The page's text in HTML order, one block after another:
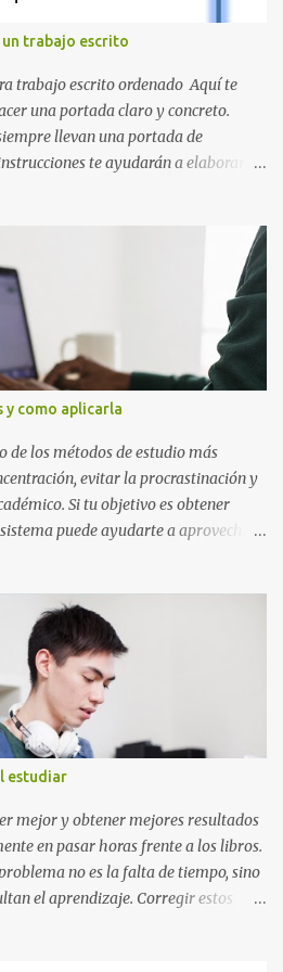
juegos. Formas icónicas : No te
ese estilo geométrico tan carac...
trabajo escrito
trabajo escrito ordenado Aquí te
una portada claro y concreto.
llevan una portada de
te ayudarán a elaborar
para que así como a ti también
explicación. Los datos esenciales
un trabajo escrito a mano o
este orden: Nombre de la escuela o
este dato) Título del trabajo
lectura, o Informe de computación)
que va a presentar dicho trabajo
Grupo Nombre del maestro
y como aplicarla
de los métodos de estudio más
evitar la procrastinación y
Si tu objetivo es obtener
puede ayudarte a aprovechar
de administración del tiempo
y la productividad. Consiste
cortos de trabajo intenso,
que ayudan al cerebro a
durante horas seguidas, este
natural del cerebro para
periodos limitados, lo que permite
y recordar mejor la información.
pasas muchas horas frente a los
Técnica Pomodoro puede marcar u...
estudiar
mejor y obtener mejores resultados
en pasar horas frente a los libros.
no es la falta de tiempo, sino
el aprendizaje. Corregir estos